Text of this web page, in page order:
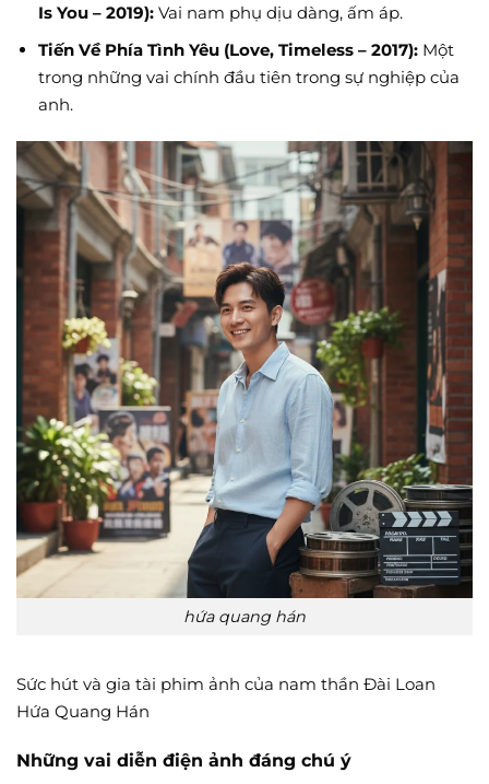
Is You – 2019):Vai nam phụ dịu dàng, ấm áp.
Tiến Về Phía Tình Yêu (Love, Timeless – 2017):Một
trong những vai chính đầu tiên trong sự nghiệp của
anh.
hứa quang hán
Sức hút và gia tài phim ảnh của nam thần Đài Loan
Hứa Quang Hán
Những vai diễn điện ảnh đáng chú ý